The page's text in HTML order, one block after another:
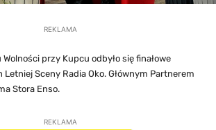
REKLAMA
przy Kupcu odbyło się finałowe
Sceny Radia Oko. Głównym Partnerem
Stora Enso.
REKLAMA